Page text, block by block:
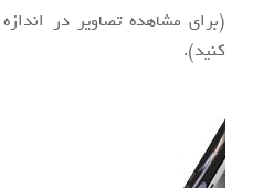
(برای مشاهده تصاویر در
کنید).